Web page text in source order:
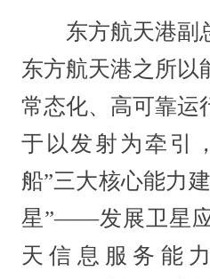
东方航天港副总
东方航天港之所以
常态化、高可靠运
于以发射为牵引
船”三大核心能力
星”——发展卫星
天信息服务能